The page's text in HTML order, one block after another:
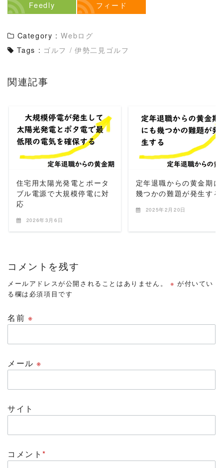
Feedly
フィード
Category : Webログ
Tags : ゴルフ / 伊勢二見ゴルフ
関連記事
READ MORE
住宅用太陽光発電とポータ
ブル電源で大規模停電に対
応
2026年3月6日
READ MORE
定年退職からの黄金期に
幾つかの難題が発生する
2025年2月20日
コメントを残す
メールアドレスが公開されることはありません。 ※ が付いてい
る欄は必須項目です
名前 ※
メール※
サイト
コメント*